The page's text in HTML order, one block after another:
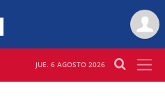
JUE. 6 AGOSTO 2026